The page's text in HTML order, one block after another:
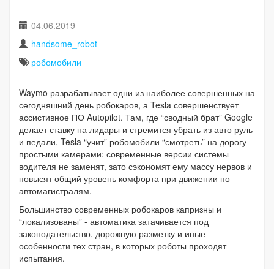
04.06.2019
handsome_robot
робомобили
Waymo разрабатывает одни из наиболее совершенных на
сегодняшний день робокаров, а Tesla совершенствует
ассистивное ПО Autopilot. Там, где “сводный брат” Google
делает ставку на лидары и стремится убрать из авто руль
и педали, Tesla “учит” робомобили “смотреть” на дорогу
простыми камерами: современные версии системы
водителя не заменят, зато сэкономят ему массу нервов и
повысят общий уровень комфорта при движении по
автомагистралям.
Большинство современных робокаров капризны и
“локализованы” - автоматика затачивается под
законодательство, дорожную разметку и иные
особенности тех стран, в которых роботы проходят
испытания.